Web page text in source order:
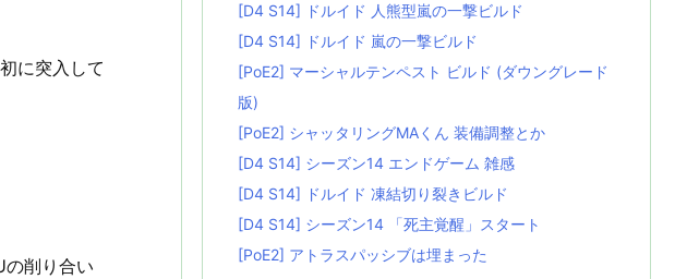
に突入して
の削り合い
[D4 S14] ドルイド 人熊型嵐の一撃ビルド
[D4 S14] ドルイド 嵐の一撃ビルド
[PoE2] マーシャルテンペスト ビルド (ダウングレード
版)
[PoE2] シャッタリングMAくん 装備調整とか
[D4 S14] シーズン14 エンドゲーム 雑感
[D4 S14] ドルイド 凍結切り裂きビルド
[D4 S14] シーズン14 「死主覚醒」スタート
[PoE2] アトラスパッシブは埋まった